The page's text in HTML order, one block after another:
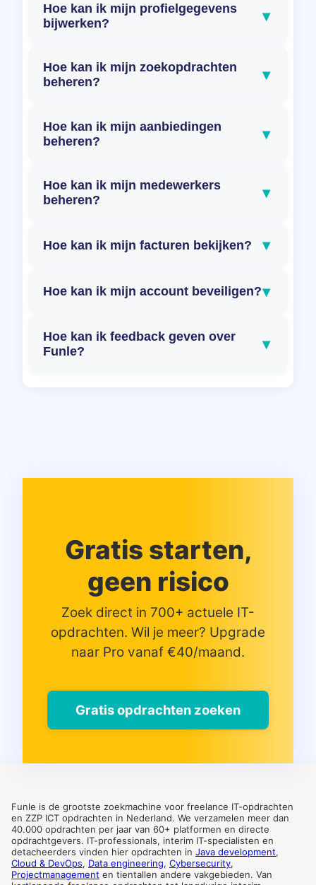
Hoe kan ik mijn profielgegevens
bijwerken?
▾
Hoe kan ik mijn zoekopdrachten
beheren?
▾
Hoe kan ik mijn aanbiedingen
beheren?
▾
Hoe kan ik mijn medewerkers
beheren?
▾
Hoe kan ik mijn facturen bekijken? ▾
Hoe kan ik mijn account beveiligen?▾
Hoe kan ik feedback geven over
Funle?
▾
Gratis starten,
geen risico
Zoek direct in 700+ actuele IT-
opdrachten. Wil je meer? Upgrade
naar Pro vanaf €40/maand.
Gratis opdrachten zoeken
Funle is de grootste zoekmachine voor freelance IT-opdrachten
en ZZP ICT opdrachten in Nederland. We verzamelen meer dan
40.000 opdrachten per jaar van 60+ platformen en directe
opdrachtgevers. IT-professionals, interim IT-specialisten en
detacheerders vinden hier opdrachten in Java development,
Cloud & DevOps, Data engineering, Cybersecurity,
Projectmanagement en tientallen andere vakgebieden. Van